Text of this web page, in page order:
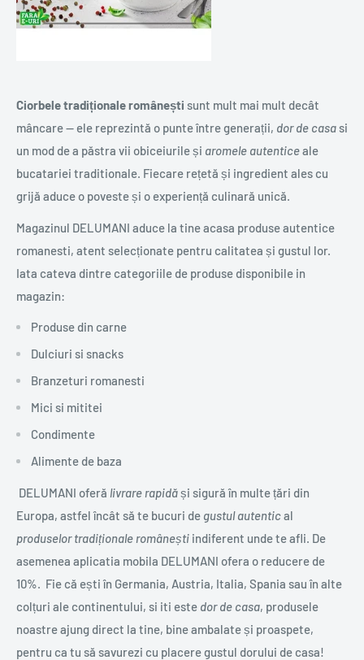
Ciorbele tradiționale românești sunt mult mai mult decât
mâncare — ele reprezintă o punte între generații, dor de casa si
un mod de a păstra vii obiceiurile și aromele autenticeale
bucatariei traditionale. Fiecare rețetă și ingredient ales cu
grijă aduce o poveste și o experiență culinară unică.
Magazinul DELUMANI aduce la tine acasa produse autentice
romanesti, atent selecționate pentru calitatea și gustul lor.
Iata cateva dintre categoriile de produse disponibile in
magazin:
Produse din carne
Dulciuri si snacks
Branzeturi romanesti
Mici si mititei
Condimente
Alimente de baza
DELUMANI oferă livrare rapidăși sigură în multe țări din
Europa, astfel încât să te bucuri de gustul autentical
produselor tradiționale românești indiferent unde te afli. De
asemenea aplicatia mobila DELUMANI ofera o reducere de
10%. Fie că ești în Germania, Austria, Italia, Spania sau în alte
colțuri ale continentului, si iti este dor de casa, produsele
noastre ajung direct la tine, bine ambalate și proaspete,
pentru ca tu să savurezi cu placere gustul dorului de casa!